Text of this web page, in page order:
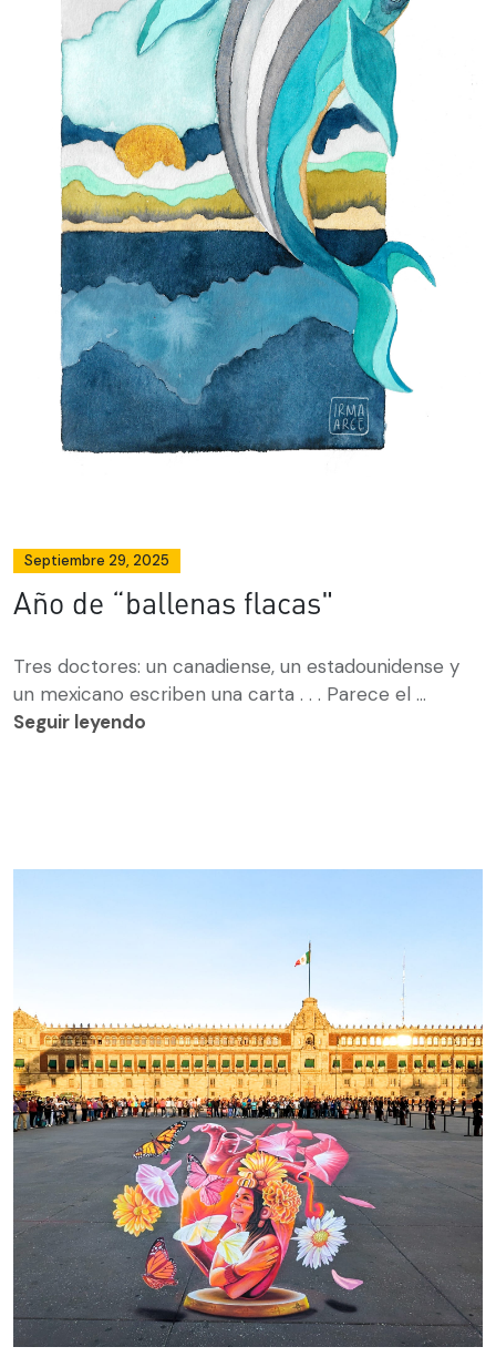
Septiembre 29, 2025
Año de “ballenas flacas"
Tres doctores: un canadiense, un estadounidense y
un mexicano escriben una carta . . . Parece el ...
Seguir leyendo